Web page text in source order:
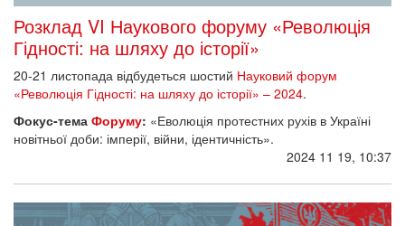
Розклад VI Наукового форуму «Революція
Гідності: на шляху до історії»
20-21 листопада відбудеться шостий Науковий форум
«Революція Гідності: на шляху до історії» – 2024.
Фокус-тема Форуму: «Еволюція протестних рухів в Україні
новітньої доби: імперії, війни, ідентичність».
2024 11 19, 10:37